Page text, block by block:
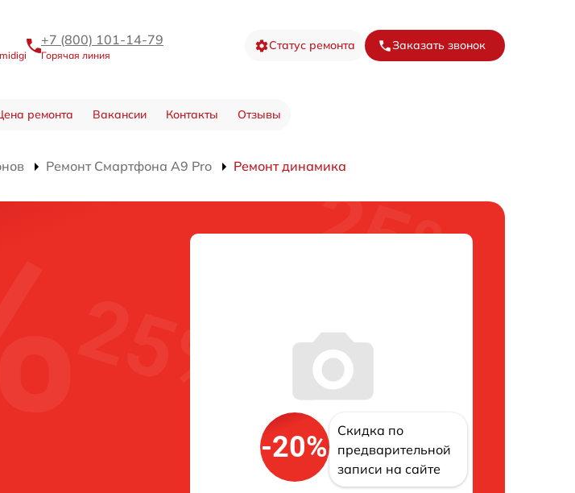
+7 (800) 101-14-79
Горячая линия
Статус ремонта Заказать звонок
ремонта Вакансии Контакты Отзывы
Ремонт Смартфона A9 Pro Ремонт динамика
-20%
Скидка по
предварительной
записи на сайте